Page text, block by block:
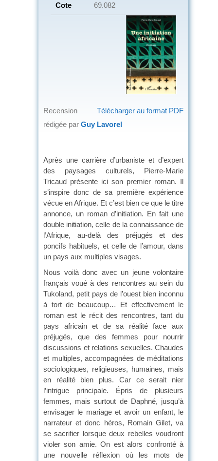
Cote 69.082
Télécharger au format PDF
Recension
rédigée par Guy Lavorel
Après une carrière d’urbaniste et d’expert
des paysages culturels, Pierre-Marie
Tricaud présente ici son premier roman. Il
s’inspire donc de sa première expérience
vécue en Afrique. Et c’est bien ce que le titre
annonce, un roman d’initiation. En fait une
double initiation, celle de la connaissance de
l’Afrique, au-delà des préjugés et des
poncifs habituels, et celle de l’amour, dans
un pays aux multiples visages.
Nous voilà donc avec un jeune volontaire
français voué à des rencontres au sein du
Tukoland, petit pays de l’ouest bien inconnu
à tort de beaucoup… Et effectivement le
roman est le récit des rencontres, tant du
pays africain et de sa réalité face aux
préjugés, que des femmes pour nourrir
discussions et relations sexuelles. Chaudes
et multiples, accompagnées de méditations
sociologiques, religieuses, humaines, mais
en réalité bien plus. Car ce serait nier
l’intrigue principale. Épris de plusieurs
femmes, mais surtout de Daphné, jusqu’à
envisager le mariage et avoir un enfant, le
narrateur et donc héros, Romain Gilet, va
se sacrifier lorsque deux rebelles voudront
violer son amie. On est alors confronté à
une nouvelle réflexion où les mots de